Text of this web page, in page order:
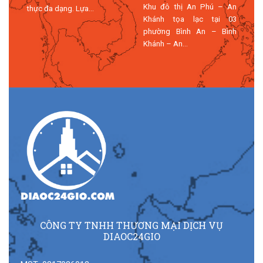
thực đa dạng. Lựa...
Khu đô thị An Phú – An
Khánh tọa lạc tại 03
phường Bình An – Bình
Khánh – An...
CÔNG TY TNHH THƯƠNG MẠI DỊCH VỤ
DIAOC24GIO